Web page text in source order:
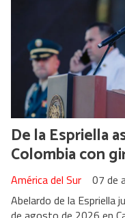
De la Espriella
Colombia con
América del Sur
07 de
Abelardo de la Espriella